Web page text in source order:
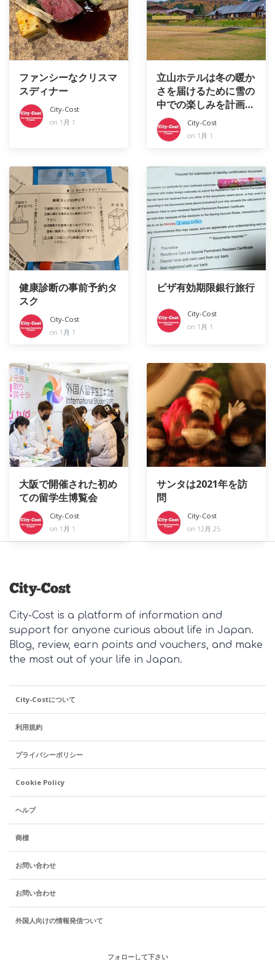
ファンシーなクリスマ
スディナー
City-Cost
on 1月 1
立山ホテルは冬の暖か
さを届けるために雪の
中での楽しみを計画し
ていますCity-Cost
on 1月 1
健康診断の事前予約タ
スク
City-Cost
on 1月 1
ビザ有効期限銀行旅行
City-Cost
on 1月 1
大阪で開催された初め
ての留学生博覧会
City-Cost
on 1月 1
サンタは2021年を訪
問
City-Cost
on 12月 25
City-Cost is a platform of information and
support for anyone curious about life in Japan.
Blog, review, earn points and vouchers, and make
the most out of your life in Japan.
City-Costについて
利用規約
プライバシーポリシー
Cookie Policy
ヘルプ
商標
お問い合わせ
お問い合わせ
外国人向けの情報発信ついて
フォローして下さい